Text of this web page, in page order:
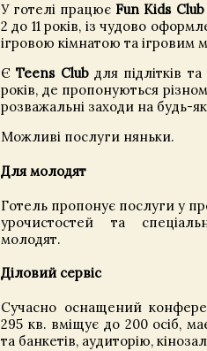
У готелі працює Fun Kids Club
2 до 11 років, із чудово
ігровою кімнатою та ігровим
ЄTeens Clubдля підлітків
років, де пропонуються
розважальні заходи на будь-
Можливі послуги няньки.
Для молодят
Готель пропонує послуги у
урочистостей та
молодят.
Діловий сервіс
Сучасно оснащений
295 кв. вміщує до 200 осіб,
та банкетів, аудиторію,